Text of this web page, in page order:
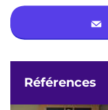
Références